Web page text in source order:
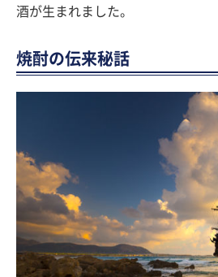
酒が生まれました。
焼酎の伝来秘話